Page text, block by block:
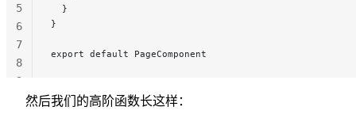
  }
}
export default PageComponent
5
6
7
8
9
然后我们的高阶函数长这样：